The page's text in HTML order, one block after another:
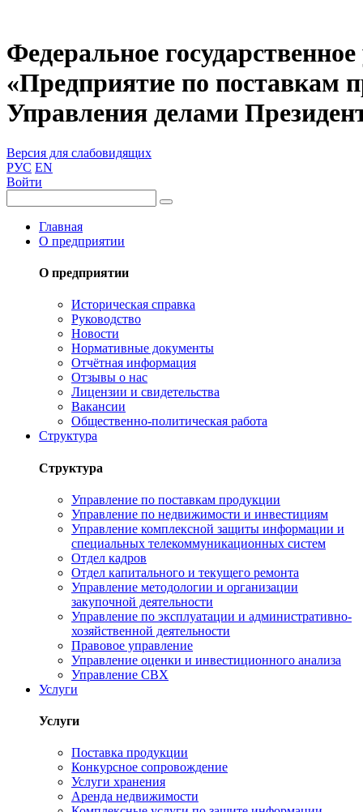
Федеральное
«Предприятие по поставкам
Управления делами
Версия для слабовидящих
РУС EN
Войти
Главная
О предприятии
О предприятии
Историческая справка
Руководство
Новости
Нормативные документы
Отчётная информация
Отзывы о нас
Лицензии и свидетельства
Вакансии
Общественно-политическая работа
Структура
Структура
Управление по поставкам продукции
Управление по недвижимости и инвестициям
Управление комплексной защиты информации и
специальных телекоммуникационных систем
Отдел кадров
Отдел капитального и текущего ремонта
Управление методологии и организации
закупочной деятельности
Управление по эксплуатации и административно-
хозяйственной деятельности
Правовое управление
Управление оценки и инвестиционного анализа
Управление СВХ
Услуги
Услуги
Поставка продукции
Конкурсное сопровождение
Услуги хранения
Аренда недвижимости